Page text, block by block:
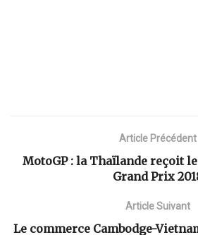
Article Précédent
MotoGP : la Thaïlande reçoit
Grand Prix
Article Suivant
Le commerce Cambodge-